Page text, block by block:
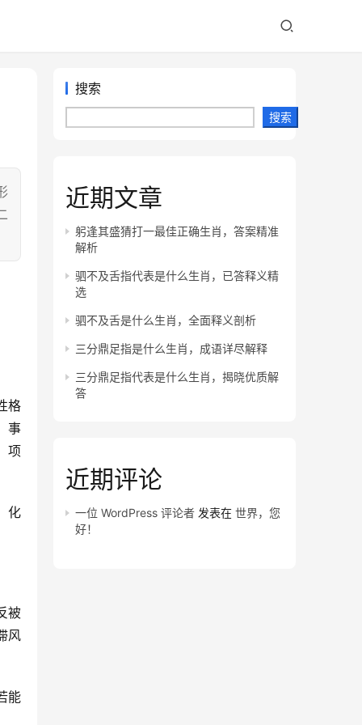
格
事
项
化
被
风
能
搜索
搜索
近期文章
躬逢其盛猜打一最佳正确生肖，答案精准
解析
驷不及舌指代表是什么生肖，已答释义精
选
驷不及舌是什么生肖，全面释义剖析
三分鼎足指是什么生肖，成语详尽解释
三分鼎足指代表是什么生肖，揭晓优质解
答
近期评论
一位 WordPress 评论者 发表在 世界，您
好！